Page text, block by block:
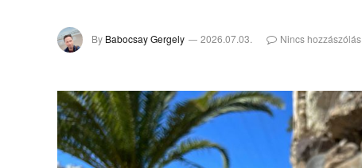
By Babocsay Gergely 2026.07.03. Nincs hozzászólás